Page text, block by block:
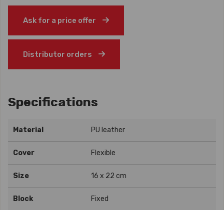
Ask for a price offer
Distributor orders
Specifications
Material PU leather
Cover Flexible
Size 16 x 22 cm
Block Fixed